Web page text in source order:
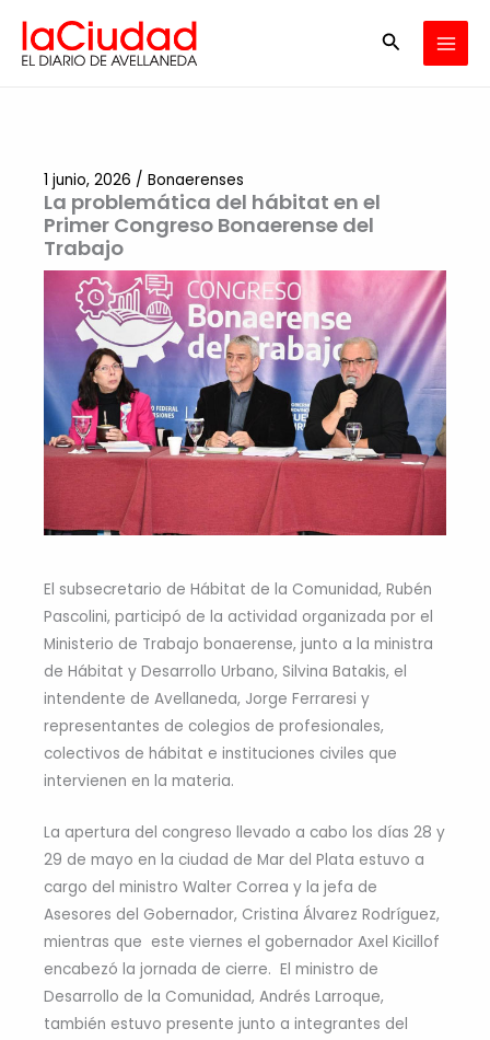
contenido
Buscar
La problemática del hábitat en el
Primer Congreso Bonaerense del
Trabajo
1 junio, 2026 / Bonaerenses
El subsecretario de Hábitat de la Comunidad, Rubén
Pascolini, participó de la actividad organizada por el
Ministerio de Trabajo bonaerense, junto a la ministra
de Hábitat y Desarrollo Urbano, Silvina Batakis, el
intendente de Avellaneda, Jorge Ferraresi y
representantes de colegios de profesionales,
colectivos de hábitat e instituciones civiles que
intervienen en la materia.
La apertura del congreso llevado a cabo los días 28 y
29 de mayo en la ciudad de Mar del Plata estuvo a
cargo del ministro Walter Correa y la jefa de
Asesores del Gobernador, Cristina Álvarez Rodríguez,
mientras que este viernes el gobernador Axel Kicillof
encabezó la jornada de cierre. El ministro de
Desarrollo de la Comunidad, Andrés Larroque,
también estuvo presente junto a integrantes del